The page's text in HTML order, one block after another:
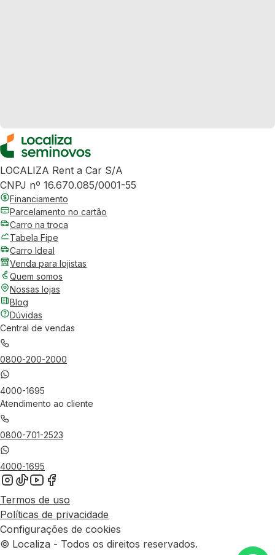
LOCALIZA Rent a Car S/A
CNPJ nº 16.670.085/0001-55
Financiamento
Parcelamento no cartão
Carro na troca
Tabela Fipe
Carro Ideal
Venda para lojistas
Quem somos
Nossas lojas
Blog
Dúvidas
Central de vendas
0800-200-2000
4000-1695
Atendimento ao cliente
0800-701-2523
4000-1695
Termos de uso
Políticas de privacidade
Configurações de cookies
© Localiza - Todos os direitos reservados.